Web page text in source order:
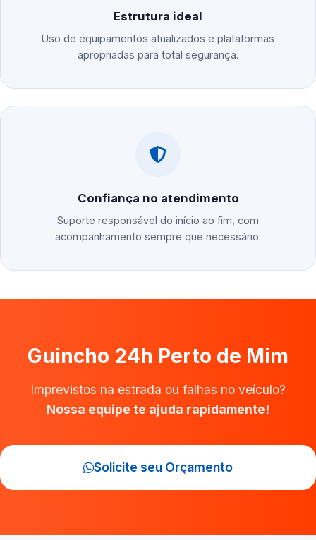
Estrutura ideal
Uso de equipamentos atualizados e plataformas
apropriadas para total segurança.
Confiança no atendimento
Suporte responsável do início ao fim, com
acompanhamento sempre que necessário.
Guincho 24h Perto de Mim
Imprevistos na estrada ou falhas no veículo?
Nossa equipe te ajuda rapidamente!
Solicite seu Orçamento